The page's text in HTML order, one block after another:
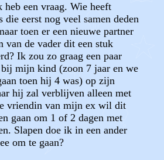
een vraag. Wie heeft
die eerst nog veel samen deden
toen er een nieuwe partner
van de vader dit een stuk
Ik zou zo graag een paar
bij mijn kind (zoon 7 jaar en we
toen hij 4 was) op zijn
hij zal verblijven alleen met
vriendin van mijn ex wil dit
gaan om 1 of 2 dagen met
Slapen doe ik in een ander
om te gaan?